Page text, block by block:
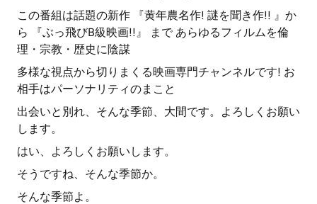
この番組は話題の新作 『黄年農名作! 謎を聞き作!! 』か
ら 『ぶっ飛びB級映画!!』 まで あらゆるフィルムを倫
理・宗教・歴史に陰謀
多様な視点から切りまくる映画専門チャンネルです! お
相手はパーソナリティのまこと
出会いと別れ、そんな季節、大間です。よろしくお願い
します。
はい、よろしくお願いします。
そうですね、そんな季節か。
そんな季節よ。